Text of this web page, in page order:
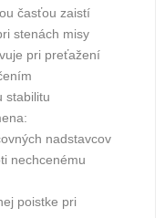
časťou zaistí
stenách misy
pri preťažení
stabilitu
nadstavcov
nechcenému
poistke pri